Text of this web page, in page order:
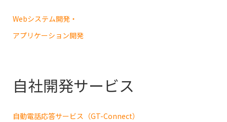
Webシステム開発・
アプリケーション開発
自社開発サービス
自動電話応答サービス（GT-Connect）